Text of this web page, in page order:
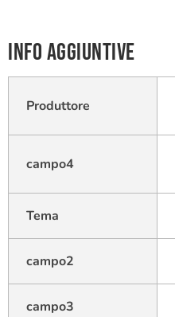
Info aggiuntive
Produttore
campo4
Tema
campo2
campo3